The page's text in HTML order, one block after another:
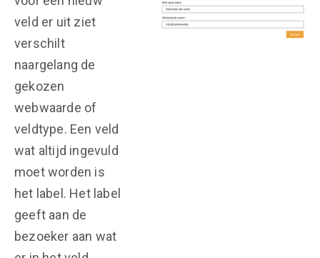
veld er uit ziet
verschilt
naargelang de
gekozen
webwaarde of
veldtype. Een veld
wat altijd ingevuld
moet worden is
het label. Het label
geeft aan de
bezoeker aan wat